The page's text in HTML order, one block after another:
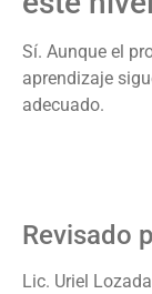
Sí. Aunque el
aprendizaje
adecuado.
Revisado
Lic. Uriel